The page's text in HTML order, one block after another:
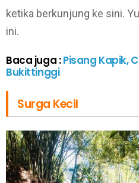
ketika berkunjung ke sini.
ini.
Baca juga :Pisang Kapik,
Bukittinggi
Surga Kecil